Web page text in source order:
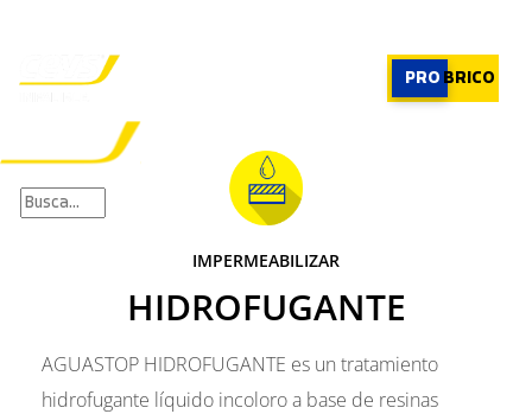
PRO BRICO
SUSCRIBIRME
IMPERMEABILIZAR
HIDROFUGANTE
AGUASTOP HIDROFUGANTE es un tratamiento
hidrofugante líquido incoloro a base de resinas